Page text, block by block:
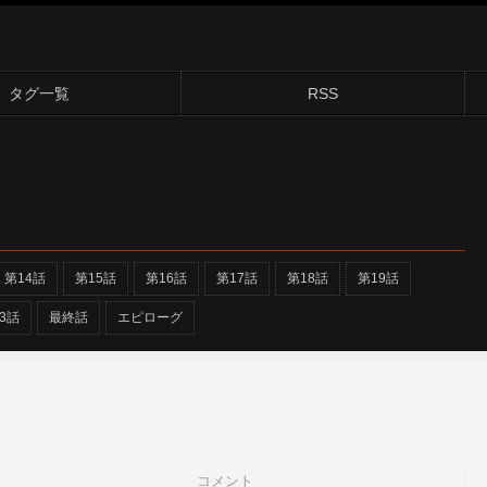
タグ一覧 RSS
第14話 第15話 第16話 第17話 第18話 第19話
話 最終話 エピローグ
コメント